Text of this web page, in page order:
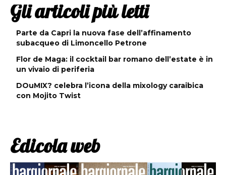
Gli articoli più letti
Parte da Capri la nuova fase dell’affinamento
subacqueo di Limoncello Petrone
Flor de Maga: il cocktail bar romano dell’estate è in
un vivaio di periferia
DOuMIX? celebra l’icona della mixology caraibica
con Mojito Twist
Edicola web